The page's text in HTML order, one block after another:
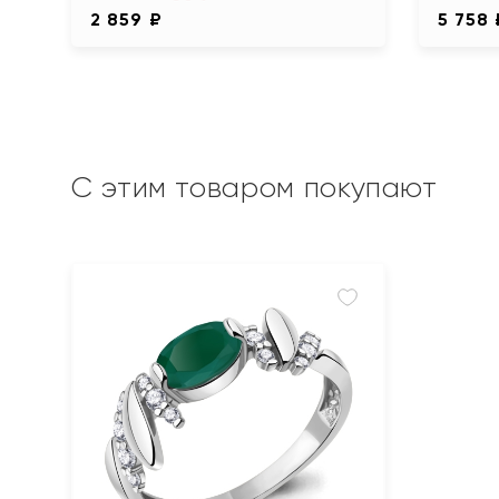
2 859 ₽ 5 758
С этим товаром покупают